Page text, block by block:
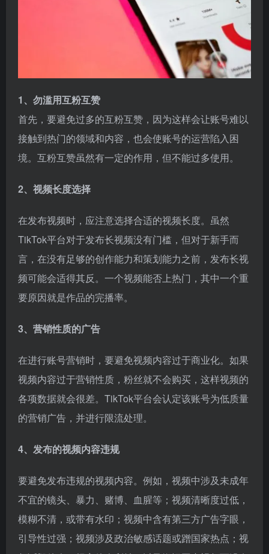
1、勿滥用互粉互赞
首先，要避免过多的互粉互赞，因为这样会让账号难以
接触到热门的领域和内容，也会使账号的运营陷入困
境。互粉互赞虽然有一定的作用，但不能过多使用。
2、视频长度选择
在发布视频时，应注意选择合适的视频长度。虽然
TikTok平台对于发布长视频没有门槛，但对于新手而
言，在没有足够的创作能力和策划能力之前，发布长视
频可能会适得其反。一个视频能否上热门，其中一个重
要原因就是作品的完播率。
3、营销性质的广告
在进行账号营销时，要避免视频内容过于商业化。如果
视频内容过于营销性质，粉丝就不会购买，这样视频的
各项数据就会很差。TikTok平台会认定该账号为低质量
的营销广告，并进行限流处理。
4、发布的视频内容违规
要避免发布违规的视频内容。例如，视频中涉及未成年
不宜的镜头、暴力、赌博、血腥等；视频清晰度过低，
模糊不清，或带有水印；视频中含有第三方广告字眼，
引导性过强；视频涉及政治敏感话题或蹭国家热点；视